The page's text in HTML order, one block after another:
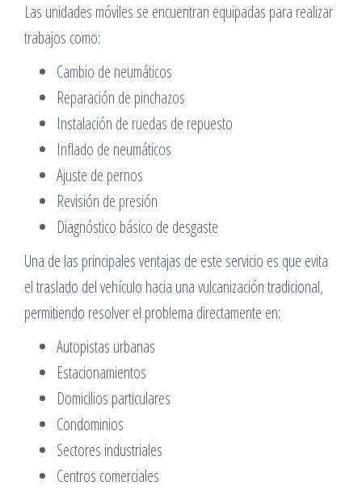
Las unidades móviles se encuentran equipadas para realizar
trabajos como:
Cambio de neumáticos
Reparación de pinchazos
Instalación de ruedas de repuesto
Inflado de neumáticos
Ajuste de pernos
Revisión de presión
Diagnóstico básico de desgaste
Una de las principales ventajas de este servicio es que evita
el traslado del vehículo hacia una vulcanización tradicional,
permitiendo resolver el problema directamente en:
Autopistas urbanas
Estacionamientos
Domicilios particulares
Condominios
Sectores industriales
Centros comerciales